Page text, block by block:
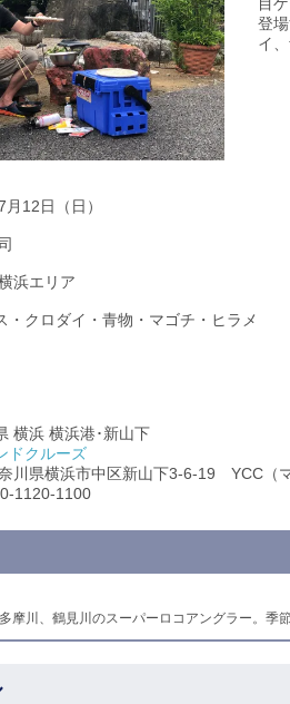
登
イ
12日（日）
浜エリア
・クロダイ・青物・マゴチ・ヒラメ
横浜 横浜港･新山下
ドクルーズ
川県横浜市中区新山下3-6-19 YCC（マ
1120-1100
摩川、鶴見川のスーパーロコアングラー。